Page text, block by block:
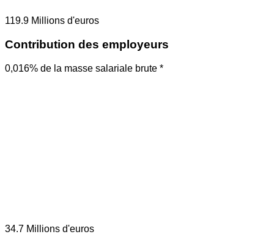
119.9 Millions d'euros
Contribution des employeurs
0,016% de la masse salariale brute *
34.7 Millions d'euros